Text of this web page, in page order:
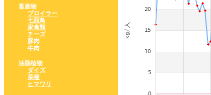
畜産物
ブロイラー
七面鳥
家禽類
チーズ
豚肉
牛肉
油脂植物
ダイズ
菜種
ヒマワリ